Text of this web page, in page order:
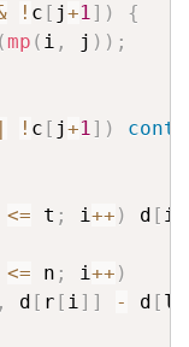
! c [ j+1] )
{
(mp ( i , j ) ) ;
! c [ j+1] )
<= t ; i++ ) d [ i
<= n ; i++ )
, d [ r [ i] ] - d [ l